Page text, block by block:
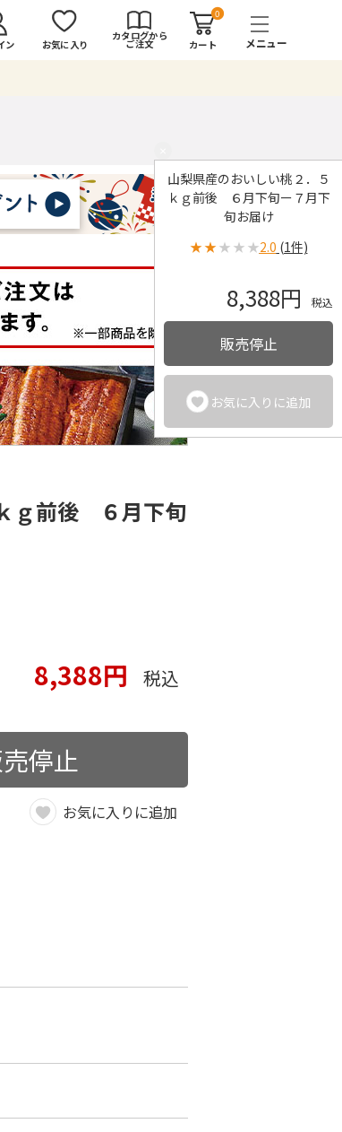
ン お気に入り
カタログから
ご注文
0
カート
山梨県産のおいしい桃２．５
ｋｇ前後 ６月下旬ー７月下
旬お届け
★★★ ★ ★2.0 (1件)
8,388円 税込
販売停止
お気に入りに追加
ｇ前後 ６月下旬
8,388円 税込
停止
お気に入りに追加